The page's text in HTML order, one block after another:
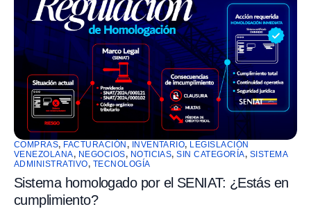
COMPRAS, FACTURACIÓN , INVENTARIO, LEGISLACIÓN
VENEZOLANA, NEGOCIOS, NOTICIAS,SIN CATEGORÍA, SISTEMA
ADMINISTRATIVO, TECNOLOGÍA
Sistema homologado por el SENIAT: ¿Estás en
cumplimiento?